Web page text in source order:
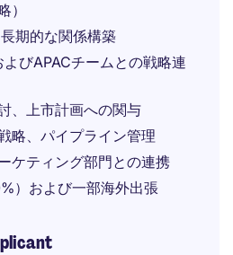
）
期的な関係構築
びAPACチームとの戦略連
、上市計画への関与
略、パイプライン管理
ケティング部門との連携
）および一部海外出張